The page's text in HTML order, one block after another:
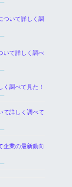
ついて詳しく調
いて詳しく調べ
調べて見た！
て詳しく調べて
企業の最新動向